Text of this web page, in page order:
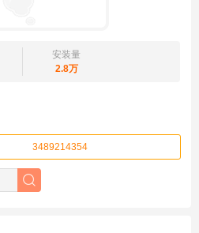
安装量
2.8万
3489214354